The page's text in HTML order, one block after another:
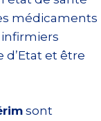
médicaments
infirmiers
et être
sont